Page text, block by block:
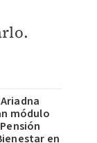
módulo
en